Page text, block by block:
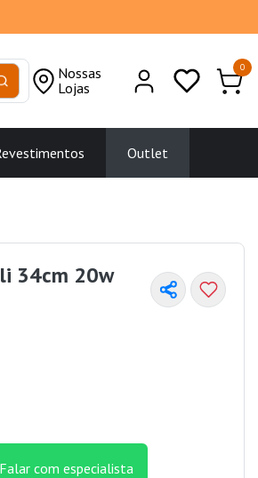
Nossas
Lojas
0
Outlet
34cm 20w
Falar com especialista